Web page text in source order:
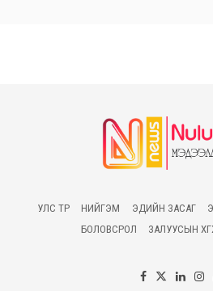
УЛС ТӨР НИЙГЭМ ЭДИЙН ЗАСАГ
БОЛОВСРОЛ
ЗАЛУУСЫН